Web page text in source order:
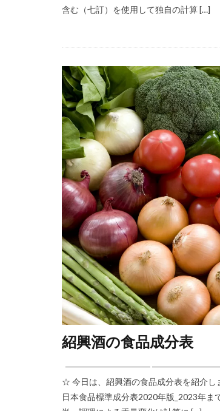
含む（七訂）を使用して独自の計算 […]
紹興酒の食品成分表
────────────── ──────────────
☆ 今日は、紹興酒の食品成分表を紹介し
日本食品標準成分表2020年版_2023年ま